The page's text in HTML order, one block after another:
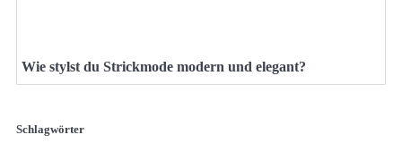
Wie stylst du Strickmode modern und elegant?
Schlagwörter